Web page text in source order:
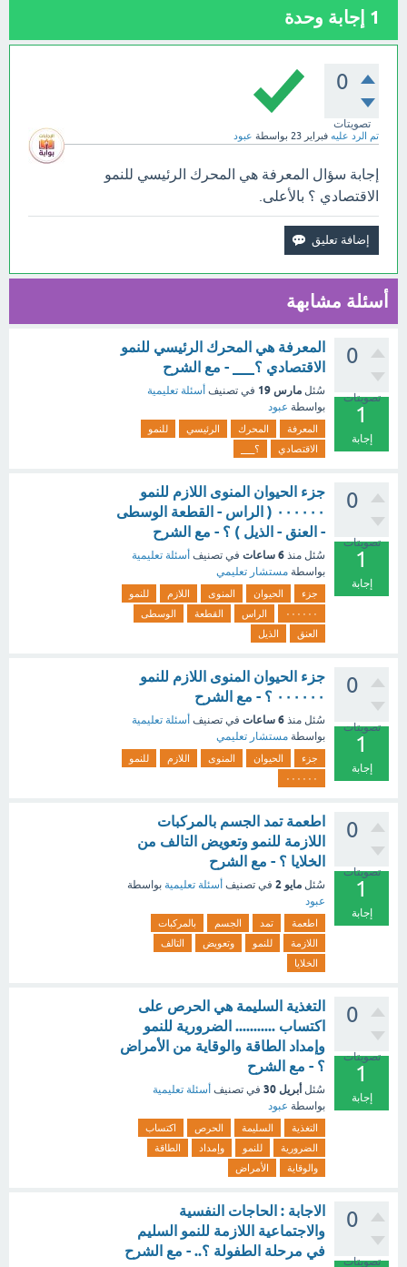
1 إجابة وحدة
0
تصويتات
تم الرد عليه فبراير 23 بواسطة عبود
إجابة سؤال المعرفة هي المحرك الرئيسي للنمو
الاقتصادي ؟ بالأعلى.
أسئلة مشابهة
0
تصويتات
1
إجابة
المعرفة هي المحرك الرئيسي للنمو
الاقتصادي ؟___ - مع الشرح
سُئل مارس 19 في تصنيف أسئلة تعليمية
بواسطة عبود
المعرفة المحرك الرئيسي
للنمو
الاقتصادي
؟___
0
تصويتات
1
إجابة
جزء الحيوان المنوى اللازم للنمو
۰۰۰۰۰۰ ( الراس - القطعة الوسطى
- العنق - الذيل ) ؟ - مع الشرح
سُئل منذ 6 ساعات في تصنيف أسئلة تعليمية
بواسطة مستشار تعليمي
جزء الحيوان المنوى اللازم
للنمو
۰۰۰۰۰۰
الراس القطعة
الوسطى
العنق
الذيل
0
تصويتات
1
إجابة
جزء الحيوان المنوى اللازم للنمو
۰۰۰۰۰۰ ؟ - مع الشرح
سُئل منذ 6 ساعات في تصنيف أسئلة تعليمية
بواسطة مستشار تعليمي
جزء الحيوان المنوى اللازم
للنمو
۰۰۰۰۰۰
0
تصويتات
1
إجابة
اطعمة تمد الجسم بالمركبات
اللازمة للنمو وتعويض التالف من
الخلايا ؟ - مع الشرح
سُئل مايو 2 في تصنيف أسئلة تعليمية بواسطة
عبود
اطعمة تمد الجسم
بالمركبات
اللازمة
للنمو وتعويض
التالف
الخلايا
0
تصويتات
1
إجابة
التغذية السليمة هي الحرص على
اكتساب ........... الضرورية للنمو
وإمداد الطاقة والوقاية من الأمراض
؟ - مع الشرح
سُئل أبريل 30 في تصنيف أسئلة تعليمية
بواسطة عبود
التغذية السليمة الحرص
اكتساب
الضرورية
للنمو وإمداد
الطاقة
والوقاية
الأمراض
0
تصويتات
الاجابة : الحاجات النفسية
والاجتماعية اللازمة للنمو السليم
في مرحلة الطفولة ؟.. - مع الشرح